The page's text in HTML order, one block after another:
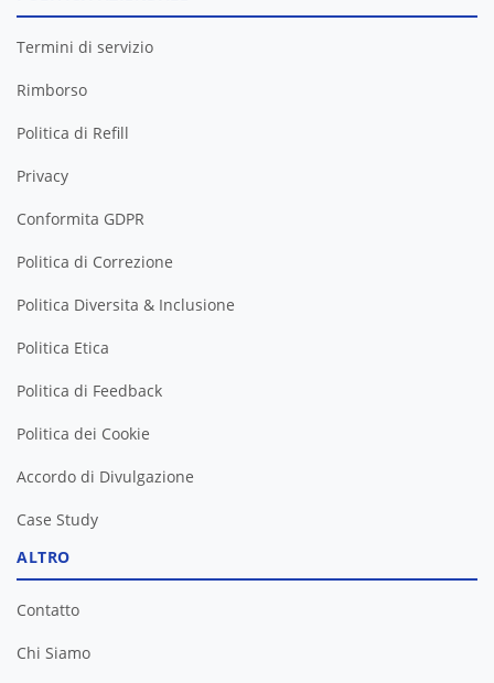
Termini di servizio
Rimborso
Politica di Refill
Privacy
Conformita GDPR
Politica di Correzione
Politica Diversita & Inclusione
Politica Etica
Politica di Feedback
Politica dei Cookie
Accordo di Divulgazione
Case Study
ALTRO
Contatto
Chi Siamo